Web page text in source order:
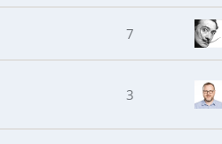
7
3